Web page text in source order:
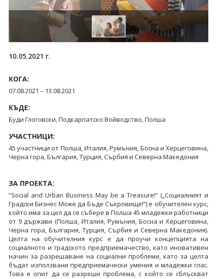
10.05.2021 г.
КОГА:
07.08.2021 – 13.08.2021
КЪДЕ:
Буди Глоговски, Подкарпатско Войводство, Полша
УЧАСТНИЦИ:
45 участници от Полша, Италия, Румъния, Босна и Херцеговина,
Черна гора, България, Турция, Сърбия и Северна Македония
ЗА ПРОЕКТА:
”Social and Urban Business May be a Treasure!” („Социалният и
Градски Бизнес Може да Бъде Съкровище!“) е обучителен курс,
който има за цел да се събере в Полша 45 младежки работници
от 9 държави (Полша, Италия, Румъния, Босна и Херцеговина,
Черна гора, България, Турция, Сърбия и Северна Македония).
Целта на обучителния курс е да проучи концепцията на
социалното и градското предприемачество, като иновативен
начин за разрешаване на социални проблеми, като за целта
бъдат използвани предприемачески умения и младежки глас.
Това е опит да се разреши проблема, с който се сблъскват